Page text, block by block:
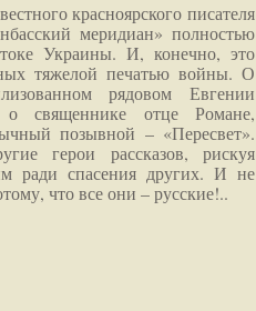
красноярского писателя
меридиан» полностью
Украины. И, конечно, это
тяжелой печатью войны. О
рядовом Евгении
священнике отце Романе,
позывной – «Пересвет».
герои рассказов, рискуя
ради спасения других. И не
что все они – русские!..